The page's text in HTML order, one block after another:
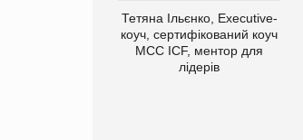
Тетяна Ільєнко, Executive-
коуч, сертифікований коуч
МСС ICF, ментор для
лідерів